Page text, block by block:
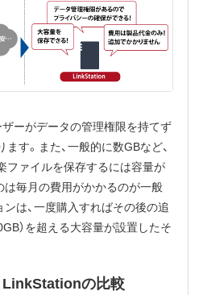
ーがデータの管理権限を持てず
す。また、一般的に数GBなど、
ファイルを保存するには容量が
は毎月の費用がかかるのが一般
は、一度購入すればその後の追
）を超える大容量が設置したそ
LinkStationの比較